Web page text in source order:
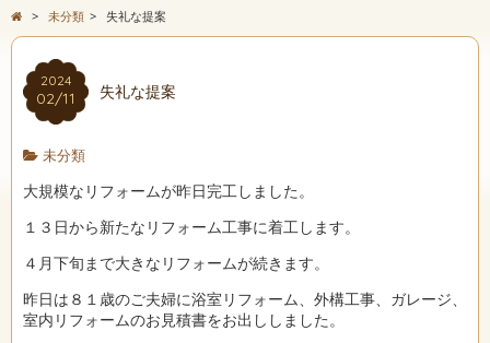
> 未分類 > 失礼な提案
2024
02/11 失礼な提案
未分類
大規模なリフォームが昨日完工しました。
１３日から新たなリフォーム工事に着工します。
４月下旬まで大きなリフォームが続きます。
昨日は８１歳のご夫婦に浴室リフォーム、外構工事、ガレージ、
室内リフォームのお見積書をお出ししました。